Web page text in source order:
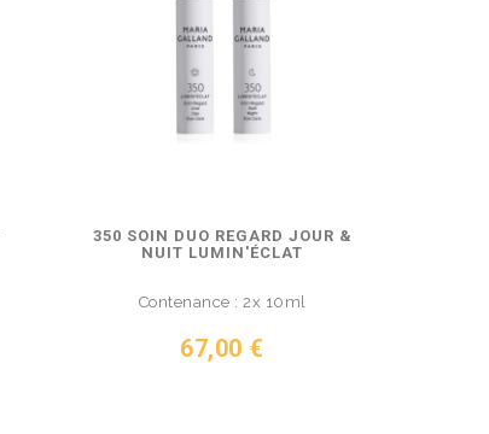
350 SOIN DUO REGARD JOUR &
NUIT LUMIN'ÉCLAT
Contenance : 2x 10ml
Prix
67,00 €
VOIR LE PRODUIT